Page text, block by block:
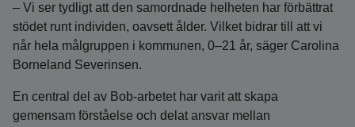
– Vi ser tydligt att den samordnade helheten har förbättrat
stödet runt individen, oavsett ålder. Vilket bidrar till att vi
når hela målgruppen i kommunen, 0–21 år, säger Carolina
Borneland Severinsen.
En central del av Bob-arbetet har varit att skapa
gemensam förståelse och delat ansvar mellan